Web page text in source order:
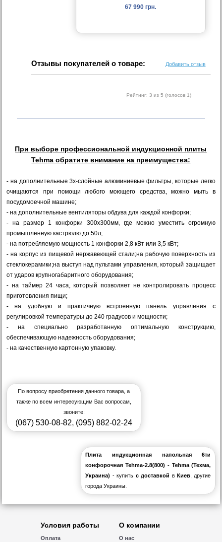
67 990 грн.
Отзывы покупателей о товаре: Добавить отзыв
Рейтинг: 3 из 5 (голосов 1)
При выборе профессиональной индукционной плиты
Tehma обратите внимание на преимущества:
- на дополнительные 3х-слойные алюминиевые фильтры, которые легко
очищаются при помощи любого моющего средства, можно мыть в
посудомоечной машине;
- на дополнительные вентиляторы обдува для каждой конфорки;
- на размер 1 конфорки 300х300мм, где можно уместить огромную
промышленную кастрюлю до 50л;
- на потребляемую мощность 1 конфорки 2,8 кВт или 3,5 кВт;
- на корпус из пищевой нержавеющей стали;на рабочую поверхность из
стеклокерамики;на выступ над пультами управления, который защищает
от ударов крупногабаритного оборудования;
- на таймер 24 часа, который позволяет не контролировать процесс
приготовления пищи;
- на удобную и практичную встроенную панель управления с
регулировкой температуры до 240 градусов и мощности;
- на специально разработанную оптимальную конструкцию,
обеспечивающую надежность оборудования;
- на качественную картонную упаковку.
По вопросу приобретения данного товара, а
также по всем интересующим Вас вопросам,
звоните:
(067) 530-08-82, (095) 882-02-24
Плита индукционная напольная 6ти
конфорочная Tehma-2.8(800) - Tehma (Техма,
Украина) - купить с доставкой в Киев, другие
города Украины.
Условия работы
Оплата
О компании
О нас